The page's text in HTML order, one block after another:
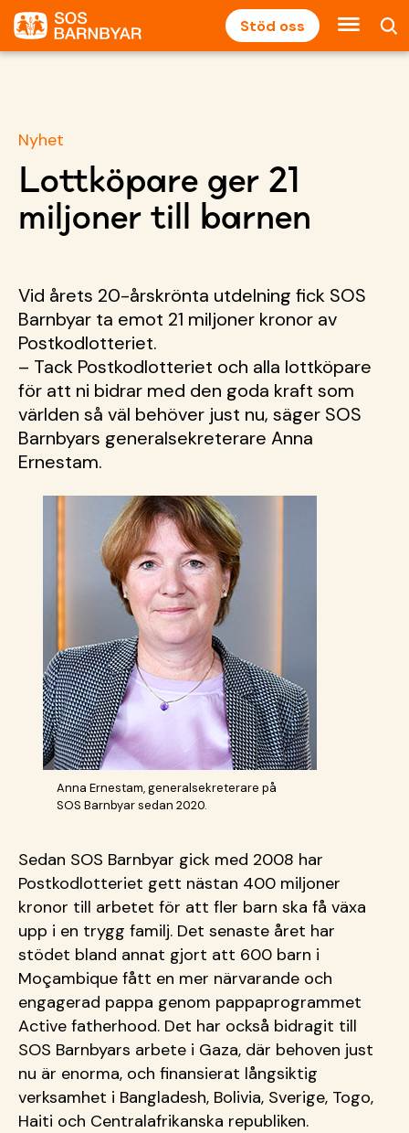
Stöd oss
Nyhet
Lottköpare ger 21
miljoner till barnen
Vid årets 20-årskrönta utdelning fick SOS
Barnbyar ta emot 21 miljoner kronor av
Postkodlotteriet.
– Tack Postkodlotteriet och alla lottköpare
för att ni bidrar med den goda kraft som
världen så väl behöver just nu, säger SOS
Barnbyars generalsekreterare Anna
Ernestam.
Anna Ernestam, generalsekreterare på
SOS Barnbyar sedan 2020.
Sedan SOS Barnbyar gick med 2008 har
Postkodlotteriet gett nästan 400 miljoner
kronor till arbetet för att fler barn ska få växa
upp i en trygg familj. Det senaste året har
stödet bland annat gjort att 600 barn i
Moçambique fått en mer närvarande och
engagerad pappa genom pappaprogrammet
Active fatherhood. Det har också bidragit till
SOS Barnbyars arbete i Gaza, där behoven just
nu är enorma, och finansierat långsiktig
verksamhet i Bangladesh, Bolivia, Sverige, Togo,
Haiti och Centralafrikanska republiken.